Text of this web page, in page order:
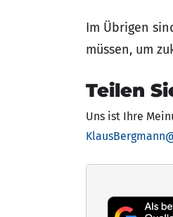
Im Übrigen
müssen, um
Teilen
Uns ist Ihre